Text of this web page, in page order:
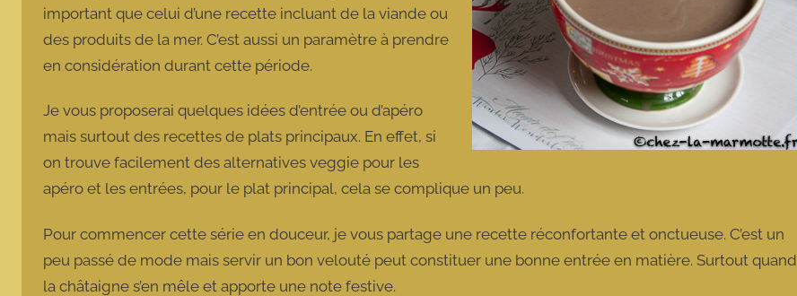
important que celui d’une recette incluant de la viande ou
des produits de la mer. C’est aussi un paramètre à prendre
en considération durant cette période.
Je vous proposerai quelques idées d’entrée ou d’apéro
mais surtout des recettes de plats principaux. En effet, si
on trouve facilement des alternatives veggie pour les
apéro et les entrées, pour le plat principal, cela se complique un peu.
Pour commencer cette série en douceur, je vous partage une recette réconfortante et onctueuse. C’est un
peu passé de mode mais servir un bon velouté peut constituer une bonne entrée en matière. Surtout quand
la châtaigne s’en mêle et apporte une note festive.